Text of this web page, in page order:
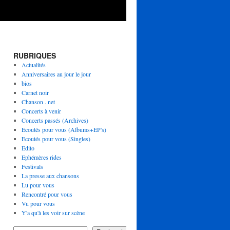
RUBRIQUES
Actualités
Anniversaires au jour le jour
bios
Carnet noir
Chanson . net
Concerts à venir
Concerts passés (Archives)
Ecoutés pour vous (Albums+EP's)
Ecoutés pour vous (Singles)
Edito
Ephémères rides
Festivals
La presse aux chansons
Lu pour vous
Rencontré pour vous
Vu pour vous
Y'a qu'à les voir sur scène